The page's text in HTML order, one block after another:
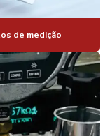
de medição